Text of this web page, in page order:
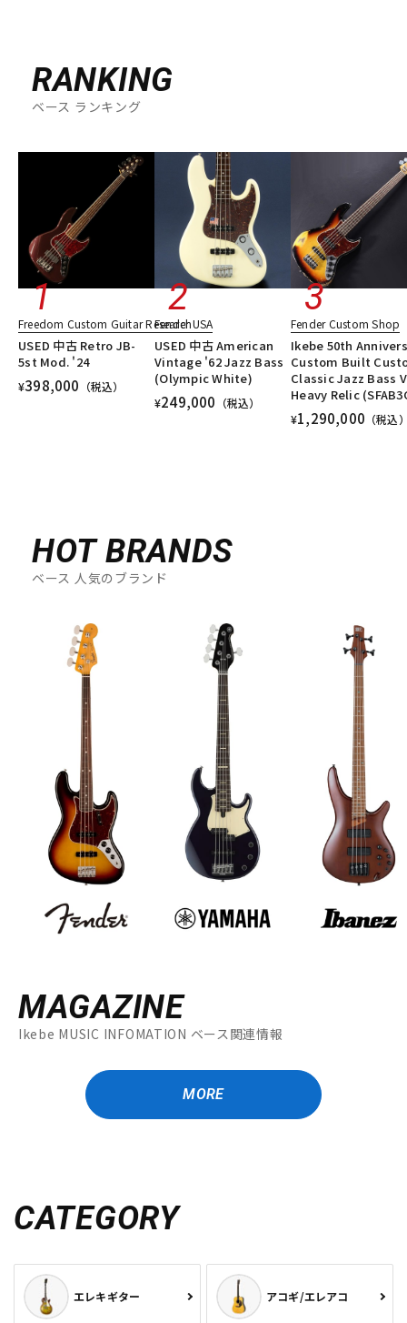
DTM オンライン納品
配信/ライブ機器
中古 ヴィンテージ
RANKING
ベース ランキング
Freedom Custom Guitar Research
USED 中古 Retro JB-
5st Mod. '24
¥398,000 （税込）
Fender USA
USED 中古 American
Vintage '62 Jazz Bass
(Olympic White)
¥249,000 （税込）
Fender Custom Shop
Ikebe 50th
Custom Built
Classic Jazz Bass V
Heavy Relic
¥1,290,000 （税込
HOT BRANDS
ベース 人気のブランド
MAGAZINE
Ikebe MUSIC INFOMATION ベース関連情報
MORE
CATEGORY
エレキギター アコギ/エレアコ